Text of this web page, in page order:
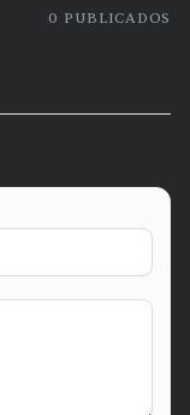
0 PUBLICADOS